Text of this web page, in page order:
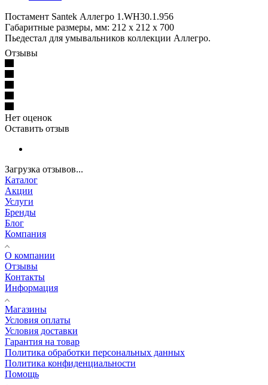
Постамент Santek Аллегро 1.WH30.1.956
Габаритные размеры, мм: 212 x 212 x 700
Пьедестал для умывальников коллекции Аллегро.
Отзывы
Нет оценок
Оставить отзыв
Загрузка отзывов...
Каталог
Акции
Услуги
Бренды
Блог
Компания
О компании
Отзывы
Контакты
Информация
Магазины
Условия оплаты
Условия доставки
Гарантия на товар
Политика обработки персональных данных
Политика конфиденциальности
Помощь